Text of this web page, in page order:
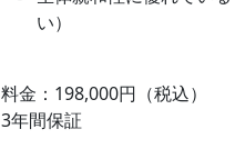
い）
料金：198,000円（税込）
3年間保証